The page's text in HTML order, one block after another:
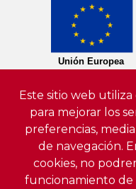
Este sitio web
para mejorar los
preferencias,
de navegación.
cookies, no
funcionamiento de